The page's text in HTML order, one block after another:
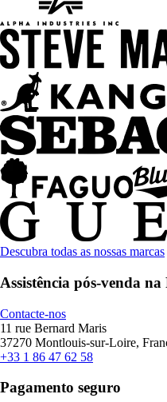
Descubra todas as nossas marcas
Assistência pós-venda na
Contacte-nos
11 rue Bernard Maris
37270 Montlouis-sur-Loire,
+33 1 86 47 62 58
Pagamento seguro